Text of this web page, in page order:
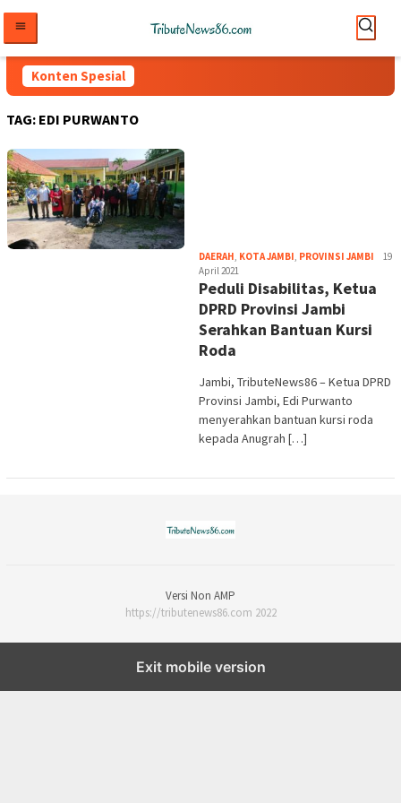
konten
Konten Spesial
TAG: EDI PURWANTO
DAERAH, KOTA JAMBI, PROVINSI JAMBI tribute
19
April 2021
Peduli Disabilitas, Ketua
DPRD Provinsi Jambi
Serahkan Bantuan Kursi
Roda
Jambi, TributeNews86 – Ketua DPRD
Provinsi Jambi, Edi Purwanto
menyerahkan bantuan kursi roda
kepada Anugrah […]
Versi Non AMP
https://tributenews86.com 2022
Exit mobile version